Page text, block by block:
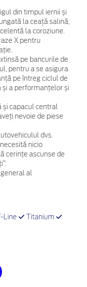
din timpul iernii și
la ceață salină,
la coroziune.
X pentru
pe bancurile de
pentru a se asigura
pe întreg ciclul de
a performanțelor și
și capacul central
nevoie de piese
dvs.
nicio
cerințe ascunse de
al
Line
Titanium